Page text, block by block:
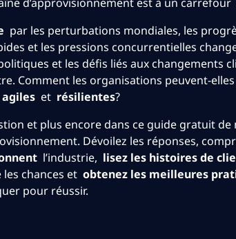
par les perturbations mondiales, les
et les pressions concurrentielles
et les défis liés aux changements
Comment les organisations peuvent-
agiles et résilientes?
et plus encore dans ce guide gratuit de
Dévoilez les réponses,
l’industrie, lisez les histoires de
chances et obtenez les meilleures
pour réussir.